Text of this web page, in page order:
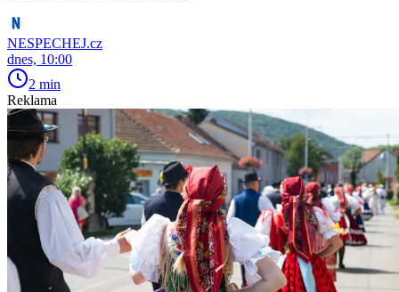
NESPECHEJ.cz
dnes, 10:00
2 min
Reklama